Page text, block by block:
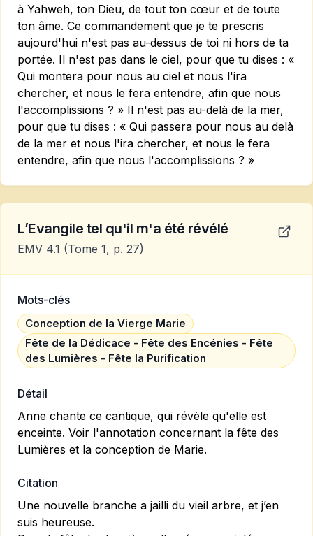
à Yahweh, ton Dieu, de tout ton cœur et de toute
ton âme. Ce commandement que je te prescris
aujourd'hui n'est pas au-dessus de toi ni hors de ta
portée. Il n'est pas dans le ciel, pour que tu dises : «
Qui montera pour nous au ciel et nous l'ira
chercher, et nous le fera entendre, afin que nous
l'accomplissions ? » Il n'est pas au-delà de la mer,
pour que tu dises : « Qui passera pour nous au delà
de la mer et nous l'ira chercher, et nous le fera
entendre, afin que nous l'accomplissions ? »
L’Evangile tel qu'il m'a été révélé
EMV 4.1 (Tome 1, p. 27)
Mots-clés
Conception de la Vierge Marie
Fête de la Dédicace - Fête des Encénies - Fête
des Lumières - Fête la Purification
Détail
Anne chante ce cantique, qui révèle qu'elle est
enceinte. Voir l'annotation concernant la fête des
Lumières et la conception de Marie.
Citation
Une nouvelle branche a jailli du vieil arbre, et j’en
suis heureuse.